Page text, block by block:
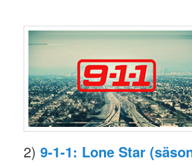
2)9-1-1: Lone Star